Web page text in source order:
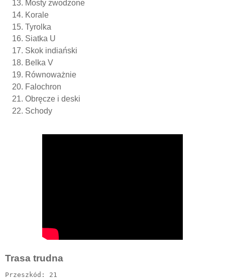
Mosty zwodzone
Korale
Tyrolka
Siatka U
Skok indiański
Belka V
Równoważnie
Falochron
Obręcze i deski
Schody
Trasa trudna
Przeszkód: 21